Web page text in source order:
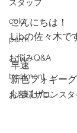
スタッフ
color
parm
お悩みQ&A
treatment
お客様サロンス
こんにちは！
Libの佐々木で
早速
新色フォギー
しました。